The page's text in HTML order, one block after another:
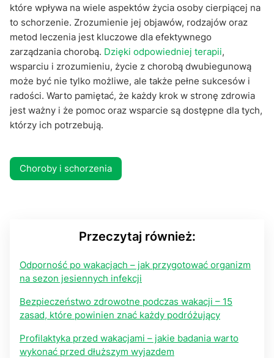
które wpływa na wiele aspektów życia osoby cierpiącej na
to schorzenie. Zrozumienie jej objawów, rodzajów oraz
metod leczenia jest kluczowe dla efektywnego
zarządzania chorobą. Dzięki odpowiedniej terapii,
wsparciu i zrozumieniu, życie z chorobą dwubiegunową
może być nie tylko możliwe, ale także pełne sukcesów i
radości. Warto pamiętać, że każdy krok w stronę zdrowia
jest ważny i że pomoc oraz wsparcie są dostępne dla tych,
którzy ich potrzebują.
Choroby i schorzenia
Przeczytaj również:
Odporność po wakacjach – jak przygotować organizm
na sezon jesiennych infekcji
Bezpieczeństwo zdrowotne podczas wakacji – 15
zasad, które powinien znać każdy podróżujący
Profilaktyka przed wakacjami – jakie badania warto
wykonać przed dłuższym wyjazdem